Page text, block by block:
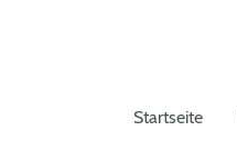
Startseite